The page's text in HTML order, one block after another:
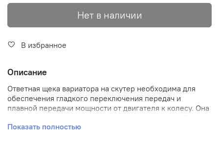
Нет в наличии
В избранное
Описание
Ответная щека вариатора на скутер необходима для
обеспечения гладкого переключения передач и
плавной передачи мощности от двигателя к колесу. Она
регулирует изменение сопротивления вариатора. Когда
Показать полностью